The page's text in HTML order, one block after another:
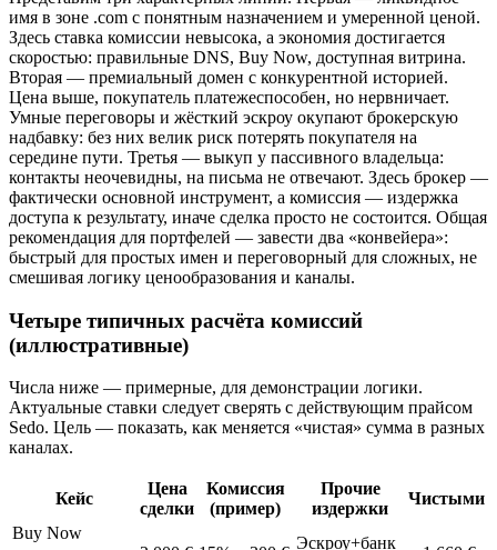
имя в зоне .com с понятным назначением и умеренной ценой.
Здесь ставка комиссии невысока, а экономия достигается
скоростью: правильные DNS, Buy Now, доступная витрина.
Вторая — премиальный домен с конкурентной историей.
Цена выше, покупатель платежеспособен, но нервничает.
Умные переговоры и жёсткий эскроу окупают брокерскую
надбавку: без них велик риск потерять покупателя на
середине пути. Третья — выкуп у пассивного владельца:
контакты неочевидны, на письма не отвечают. Здесь брокер —
фактически основной инструмент, а комиссия — издержка
доступа к результату, иначе сделка просто не состоится. Общая
рекомендация для портфелей — завести два «конвейера»:
быстрый для простых имен и переговорный для сложных, не
смешивая логику ценообразования и каналы.
Четыре типичных расчёта комиссий
(иллюстративные)
Числа ниже — примерные, для демонстрации логики.
Актуальные ставки следует сверять с действующим прайсом
Sedo. Цель — показать, как меняется «чистая» сумма в разных
каналах.
Кейс
Цена
сделки
Комиссия
(пример)
Прочие
издержки
Чистыми
Buy Now
Эскроу+банк